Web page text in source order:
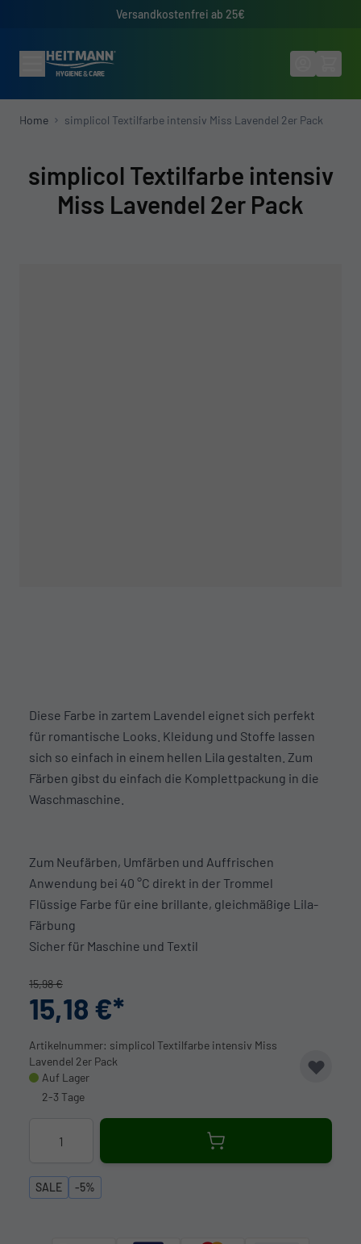
Versandkostenfrei ab 25€
Home simplicol Textilfarbe intensiv Miss Lavendel 2er Pack
simplicol Textilfarbe intensiv
Miss Lavendel 2er Pack
Diese Farbe in zartem Lavendel eignet sich perfekt
für romantische Looks. Kleidung und Stoffe lassen
sich so einfach in einem hellen Lila gestalten. Zum
Färben gibst du einfach die Komplettpackung in die
Waschmaschine.
Zum Neufärben, Umfärben und Auffrischen
Anwendung bei 40 °C direkt in der Trommel
Flüssige Farbe für eine brillante, gleichmäßige Lila-
Färbung
Sicher für Maschine und Textil
15,98 €
15,18 €
Artikelnummer: simplicol Textilfarbe intensiv Miss
Lavendel 2er Pack
Auf Lager
2-3 Tage
SALE -5%